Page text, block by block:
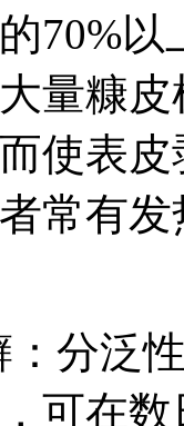
70%
量糠
使表
常有
分泛
可在